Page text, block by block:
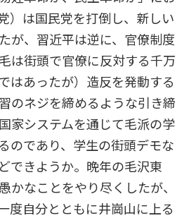
）は国民党を打倒し、新しい
が、習近平は逆に、官僚制度
は街頭で官僚に反対する千万
はあったが）造反を発動する
のネジを締めるような引き締
家システムを通じて毛派の学
のであり、学生の街頭デモな
できようか。晩年の毛沢東
かなことをやり尽くしたが、
度自分とともに井崗山に上る